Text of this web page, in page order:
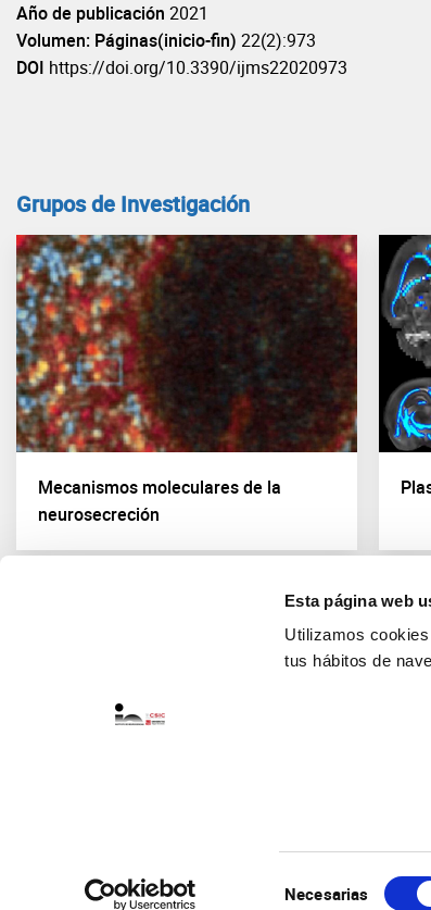
Esta página web
Utilizamos
tus hábitos de
de
Necesarias
Año de publicación 2021
Volumen: Páginas(inicio-fin) 22(2):973
DOI https://doi.org/10.3390/ijms22020973
Grupos de Investigación
Mecanismos moleculares de la
neurosecreción